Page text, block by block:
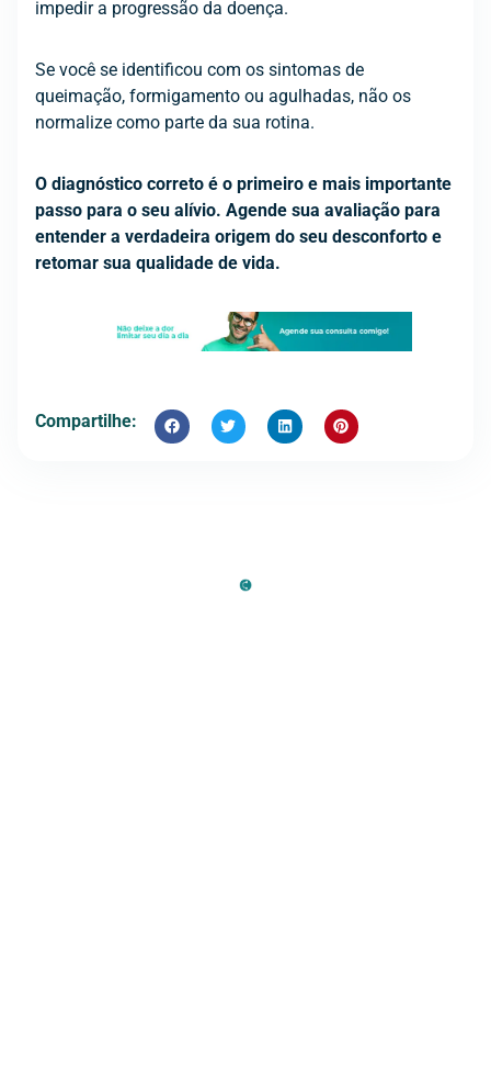
impedir a progressão da doença.
Se você se identificou com os sintomas de
queimação, formigamento ou agulhadas, não os
normalize como parte da sua rotina.
O diagnóstico correto é o primeiro e mais importante
passo para o seu alívio. Agende sua avaliação para
entender a verdadeira origem do seu desconforto e
retomar sua qualidade de vida.
Compartilhe: